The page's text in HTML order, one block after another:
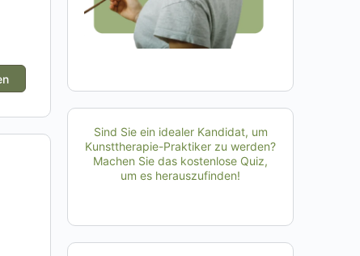
Sind Sie ein idealer Kandidat, um
Kunsttherapie-Praktiker zu werden?
Machen Sie das kostenlose Quiz,
um es herauszufinden!